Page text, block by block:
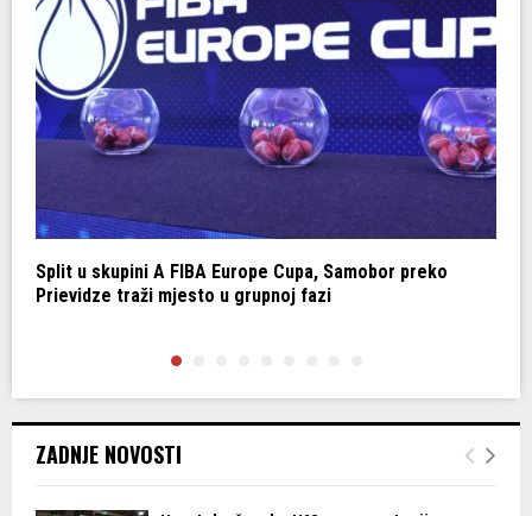
Split u skupini A FIBA Europe Cupa, Samobor preko
Prievidze traži mjesto u grupnoj fazi
ZADNJE NOVOSTI